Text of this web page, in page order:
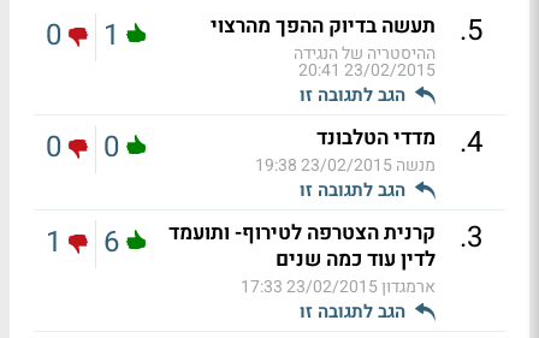
5
. תעשה בדיוק ההפך מהרצוי
ההיסטריה של הנגידה
23/02/2015 20:41
הגב לתגובה זו
1
0
4
. מדדי הטלבונד
מנשה23/02/2015 19:38
הגב לתגובה זו
0
0
3
.
קרנית הצטרפה לטירוף- ותועמד
לדין עוד כמה שנים
ארמגדון23/02/2015 17:33
הגב לתגובה זו
6
1